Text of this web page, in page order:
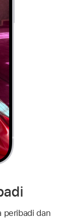
peribadi dan